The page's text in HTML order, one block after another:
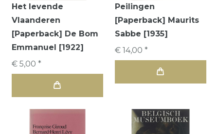
Het levende
Vlaanderen
[Paperback] De Bom
Emmanuel [1922]
€ 5,00 *
Peilingen
[Paperback] Maurits
Sabbe [1935]
€ 14,00 *